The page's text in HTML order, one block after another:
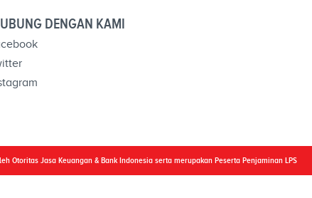
DENGAN KAMI
Otoritas Jasa Keuangan & Bank Indonesia serta merupakan Peserta Penjaminan LPS